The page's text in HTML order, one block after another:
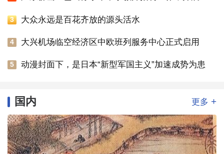
3 大众永远是百花齐放的源头活水
4 大兴机场临空经济区中欧班列服务中心正式启用
5 动漫封面下，是日本“新型军国主义”加速成势为患
国内 更多 +